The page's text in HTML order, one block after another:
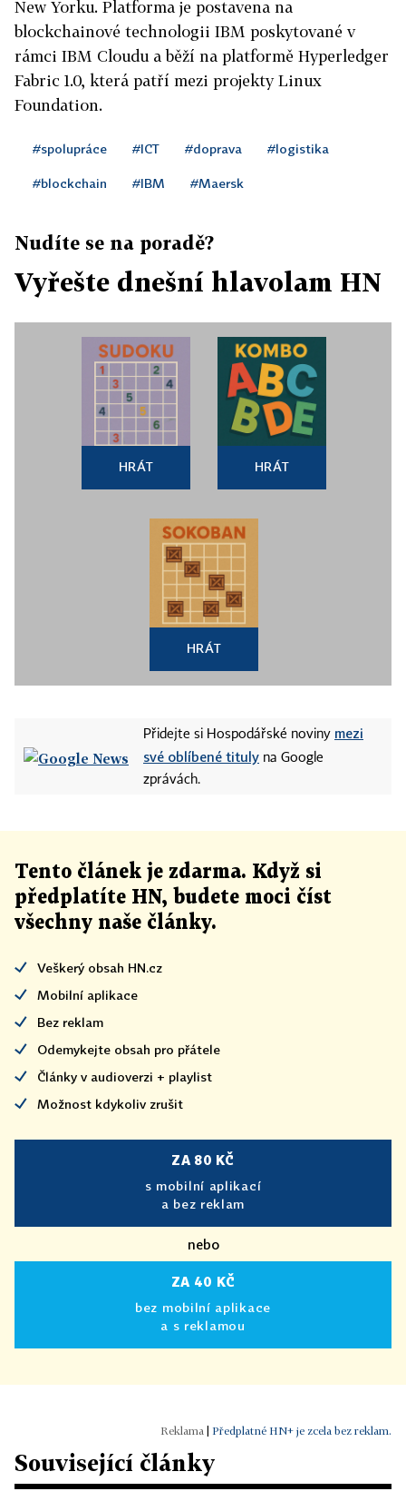
New Yorku. Platforma je postavena na
blockchainové technologii IBM poskytované v
rámci IBM Cloudu a běží na platformě Hyperledger
Fabric 1.0, která patří mezi projekty Linux
Foundation.
#spolupráce #ICT #doprava #logistika
#blockchain #IBM #Maersk
Nudíte se na poradě?
Vyřešte dnešní hlavolam HN
HRÁT HRÁT
HRÁT
Přidejte si Hospodářské noviny mezi
své oblíbené tituly na Google
zprávách.
Tento článek je zdarma. Když si
předplatíte HN, budete moci číst
všechny naše články.
Veškerý obsah HN.cz
Mobilní aplikace
Bez reklam
Odemykejte obsah pro přátele
Články v audioverzi + playlist
Možnost kdykoliv zrušit
ZA 80 KČ
s mobilní aplikací
a bez reklam
nebo
ZA 40 KČ
bez mobilní aplikace
a s reklamou
Předplatné HN+ je zcela bez reklam.
Související články